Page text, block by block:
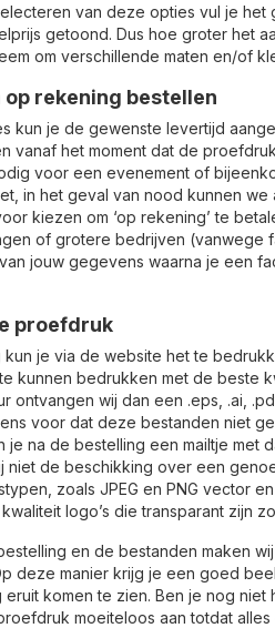
van deze opties vul je het
getoond. Dus hoe groter het
om verschillende maten en/of
rekening bestellen
kun je de gewenste levertijd
vanaf het moment dat de
voor een evenement of
in het geval van nood kunnen we
kiezen om ‘op rekening’ te
of grotere bedrijven (vanwege
jouw gegevens waarna je een
proefdruk
je via de website het te
kunnen bedrukken met de beste
ontvangen wij dan een .eps, .ai,
voor dat deze bestanden niet
na de bestelling een mailtje met
niet de beschikking over een
zoals JPEG en PNG vector
logo’s die transparant zijn
en de bestanden maken
deze manier krijg je een goed
komen te zien. Ben je nog niet
moeiteloos aan totdat